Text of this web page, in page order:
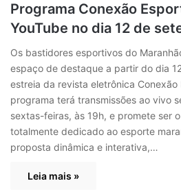
Programa Conexão
YouTube no dia 12 de
Os bastidores esportivos do
espaço de destaque a partir do dia
estreia da revista eletrônica Conexão
programa terá transmissões ao vivo
sextas-feiras, às 19h, e promete ser
totalmente dedicado ao esporte
proposta dinâmica e interativa,…
Leia mais »